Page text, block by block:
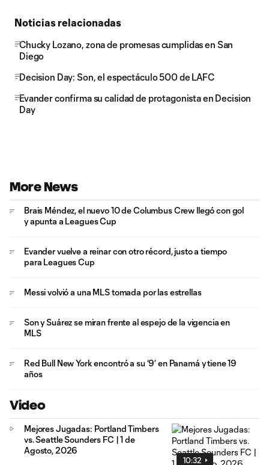
Noticias relacionadas
Chucky Lozano, zona de promesas cumplidas en San
Diego
Decision Day: Son, el espectáculo 500 de LAFC
Evander confirma su calidad de protagonista en Decision
Day
More News
Brais Méndez, el nuevo 10 de Columbus Crew llegó con gol
y apunta a Leagues Cup
Evander vuelve a reinar con otro récord, justo a tiempo
para Leagues Cup
Messi volvió a una MLS tomada por las estrellas
Son y Suárez se miran frente al espejo de la vigencia en
MLS
Red Bull New York encontró a su ‘9’ en Panamá y tiene 19
años
Video
10:32
Mejores Jugadas: Portland Timbers
vs. Seattle Sounders FC | 1 de
Agosto, 2026